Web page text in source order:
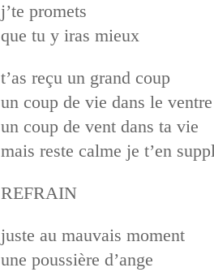
j’te promets
que tu y iras mieux
t’as reçu un grand coup
un coup de vie dans le ventre
un coup de vent dans ta vie
mais reste calme je t’en
REFRAIN
juste au mauvais moment
une poussière d’ange